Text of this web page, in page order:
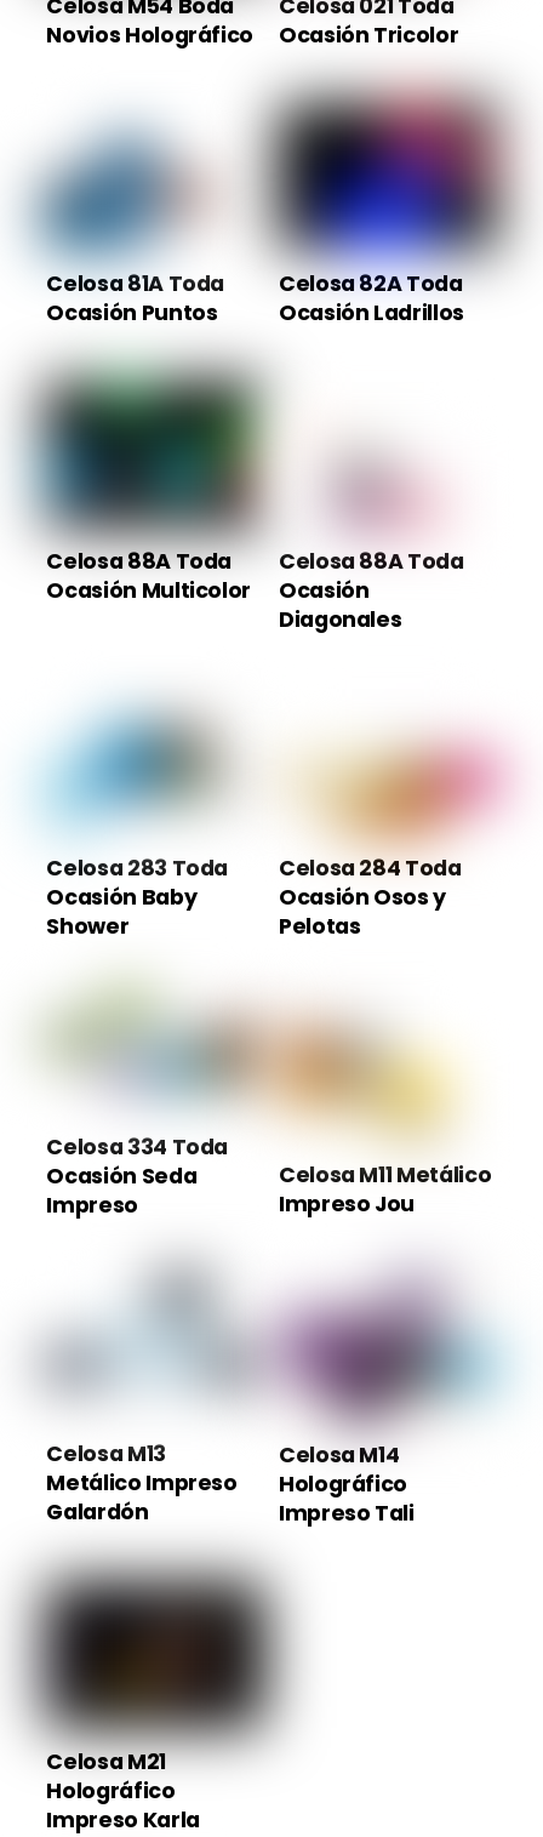
Celosa M54 Boda
Novios Holográfico
Celosa 021 Toda
Ocasión Tricolor
Celosa 81A Toda
Ocasión Puntos
Celosa 82A Toda
Ocasión Ladrillos
Celosa 88A Toda
Ocasión Multicolor
Celosa 88A Toda
Ocasión
Diagonales
Celosa 283 Toda
Ocasión Baby
Shower
Celosa 284 Toda
Ocasión Osos y
Pelotas
Celosa 334 Toda
Ocasión Seda
Impreso
Celosa M11 Metálico
Impreso Jou
Celosa M13
Metálico Impreso
Galardón
Celosa M14
Holográfico
Impreso Tali
Celosa M21
Holográfico
Impreso Karla